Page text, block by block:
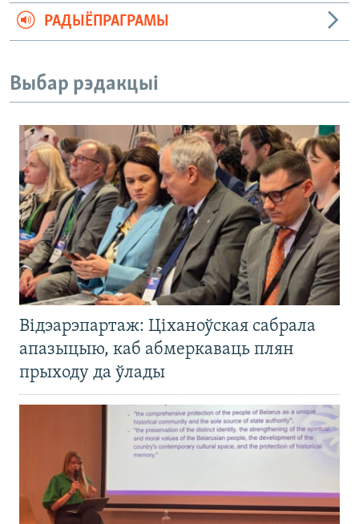
РАДЫЁПРАГРАМЫ
Выбар рэдакцыі
Відэарэпартаж: Ціханоўская сабрала
апазыцыю, каб абмеркаваць плян
прыходу да ўлады